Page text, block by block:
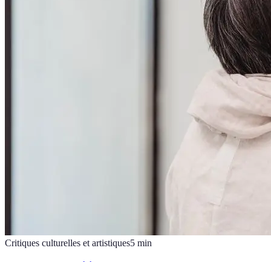
Critiques culturelles et artistiques5 min